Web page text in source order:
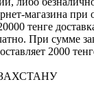
магазина при
тенге
При сумме
2000